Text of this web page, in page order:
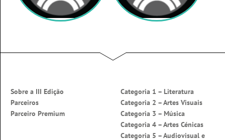
Sobre a III Edição
Parceiros
Parceiro Premium
Categoria 1 – Literatura
Categoria 2 – Artes Visuais
Categoria 3 – Música
Categoria 4 – Artes Cénicas
Categoria 5 – Audiovisual e